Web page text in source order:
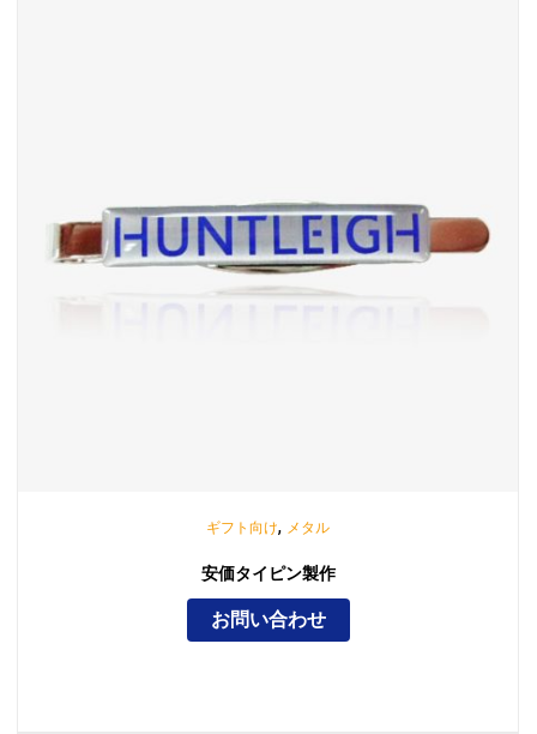
ギフト向け, メタル
安価タイピン製作
お問い合わせ